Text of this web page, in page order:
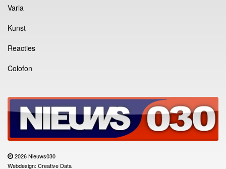
Varia
Kunst
Reacties
Colofon
2026 Nieuws030
Webdesign: Creative Data